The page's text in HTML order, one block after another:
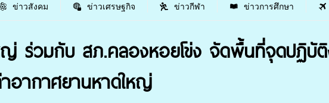
ข่าวสังคม ข่าวเศรษฐกิจ ข่าวกีฬา ข่าวการศึกษา
ร่วมกับ สภ.คลองหอยโข่ง จัดพื้นที่จุดปฏิบัติ
าอากาศยานหาดใหญ่